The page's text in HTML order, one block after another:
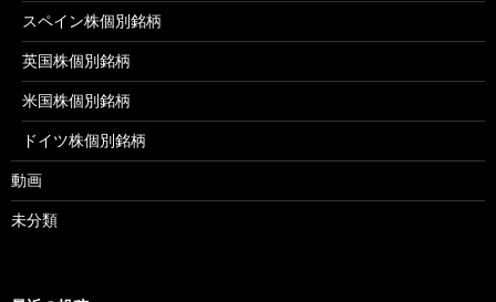
スペイン株個別銘柄
英国株個別銘柄
米国株個別銘柄
ドイツ株個別銘柄
動画
未分類